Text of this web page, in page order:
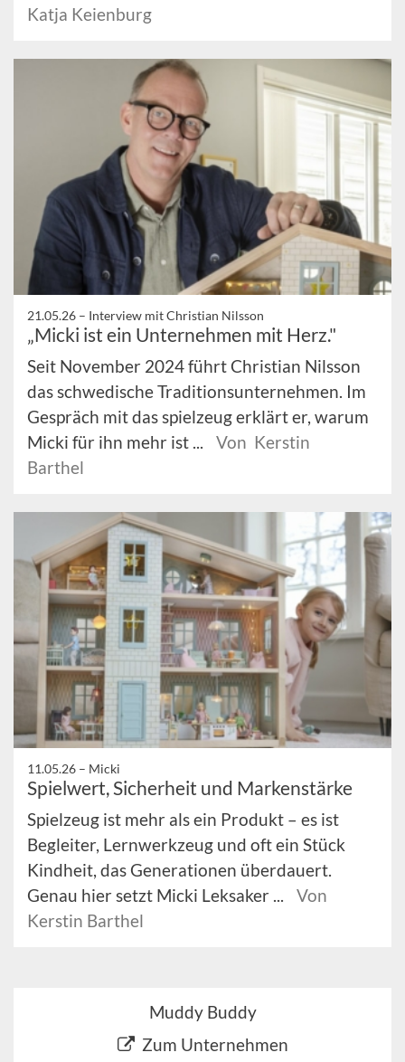
Katja Keienburg
21.05.26 – Interview mit Christian Nilsson
„Micki ist ein Unternehmen mit Herz."
Seit November 2024 führt Christian Nilsson
das schwedische Traditionsunternehmen. Im
Gespräch mit das spielzeug erklärt er, warum
Micki für ihn mehr ist ...
Von Kerstin
Barthel
11.05.26 – Micki
Spielwert, Sicherheit und Markenstärke
Spielzeug ist mehr als ein Produkt – es ist
Begleiter, Lernwerkzeug und oft ein Stück
Kindheit, das Generationen überdauert.
Genau hier setzt Micki Leksaker ...
Von
Kerstin Barthel
Muddy Buddy
Zum Unternehmen